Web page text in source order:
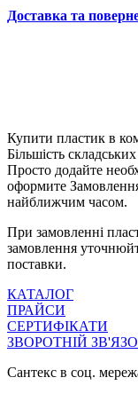
Доставка та
Купити пластик в
Більшість
Просто додайте
оформите
найближчим часом.
При замовленні
замовлення
поставки.
КАТАЛОГ
ПРАЙСИ
СЕРТИФІКАТИ
ЗВОРОТНІЙ
Сантекс в соц.